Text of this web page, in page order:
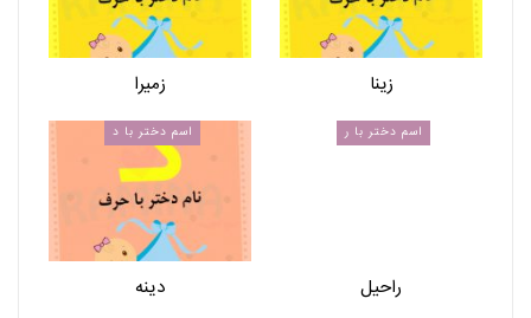
زینا زمیرا
اسم دختر با ر
راحیل
اسم دختر با د
دینه